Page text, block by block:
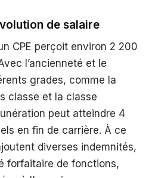
de salaire
CPE perçoit environ 2 200
l’ancienneté et le
grades, comme la
classe et la classe
peut atteindre 4
en fin de carrière. À ce
diverses indemnités,
forfaitaire de fonctions,